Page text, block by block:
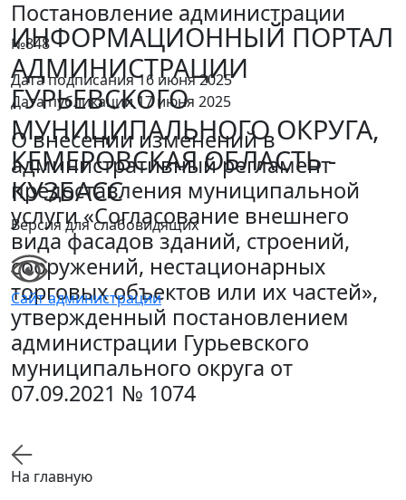
ИНФОРМАЦИОННЫЙ ПОРТАЛ
АДМИНИСТРАЦИИ
ГУРЬЕВСКОГО
МУНИЦИПАЛЬНОГО ОКРУГА,
КЕМЕРОВСКАЯ ОБЛАСТЬ -
КУЗБАСС
Версия для слабовидящих
Сайт администрации
Постановление администрации
№848
Дата подписания 16 июня 2025
Дата публикации 17 июня 2025
О внесении изменений в
административный регламент
предоставления муниципальной
услуги «Согласование внешнего
вида фасадов зданий, строений,
сооружений, нестационарных
торговых объектов или их частей»,
утвержденный постановлением
администрации Гурьевского
муниципального округа от
07.09.2021 № 1074
На главную